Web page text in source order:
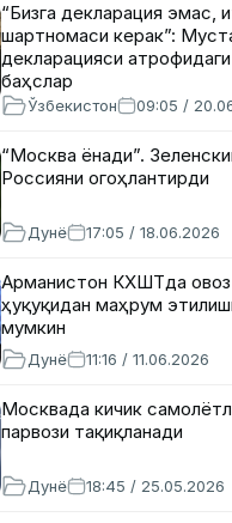
“Бизга декларация эмас,
шартномаси керак”:
декларацияси атрофидаги
баҳслар
Ўзбекистон 09:05 /
“Москва ёнади”.
Россияни огоҳлантирди
Дунё 17:05 / 18.06.2026
Арманистон КХШТда
ҳуқуқидан маҳрум
мумкин
Дунё 11:16 / 11.06.2026
Москвада кичик
парвози тақиқланади
Дунё 18:45 / 25.05.2026